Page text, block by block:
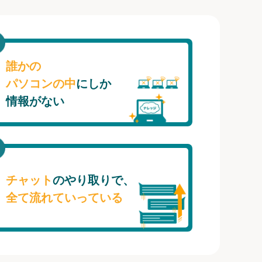
誰かの
パソコンの中にしか
情報がない
チャットのやり取りで、
全て流れていっている